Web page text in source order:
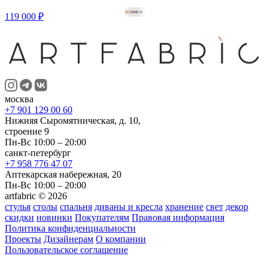
119 000 ₽
москва
+7 901 129 00 60
Нижняя Сыромятническая, д. 10,
строение 9
Пн-Вс 10:00 – 20:00
санкт-петербург
+7 958 776 47 07
Аптекарская набережная, 20
Пн-Вс 10:00 – 20:00
artfabric © 2026
стулья столы спальня диваны и кресла хранение свет декор
скидки новинки Покупателям Правовая информация
Политика конфиденциальности
Проекты Дизайнерам О компании
Пользовательское соглашение